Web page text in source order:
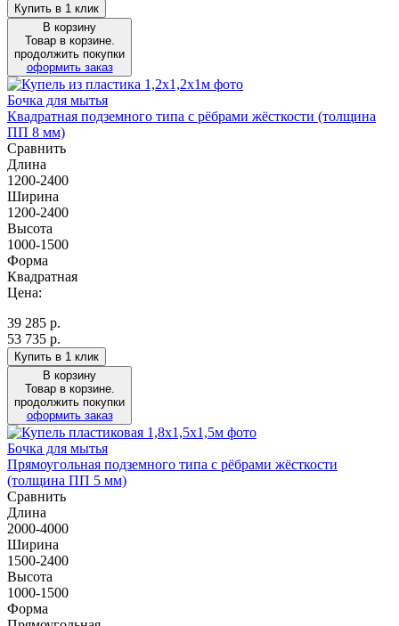
Купить в 1 клик
В корзину
Товар в корзине.
продолжить покупки
оформить заказ
Бочка для мытья
Квадратная подземного типа с рёбрами жёсткости (толщина
ПП 8 мм)
Сравнить
Длина
1200-2400
Ширина
1200-2400
Высота
1000-1500
Форма
Квадратная
Цена:
39 285 р.
53 735 р.
Купить в 1 клик
В корзину
Товар в корзине.
продолжить покупки
оформить заказ
Бочка для мытья
Прямоугольная подземного типа с рёбрами жёсткости
(толщина ПП 5 мм)
Сравнить
Длина
2000-4000
Ширина
1500-2400
Высота
1000-1500
Форма